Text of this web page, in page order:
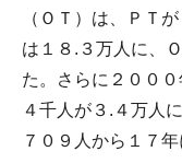
（ＯＴ）は、ＰＴ
は１８.３万人に、
た。さらに２００
４千人が３.４万人
７０９人から１７